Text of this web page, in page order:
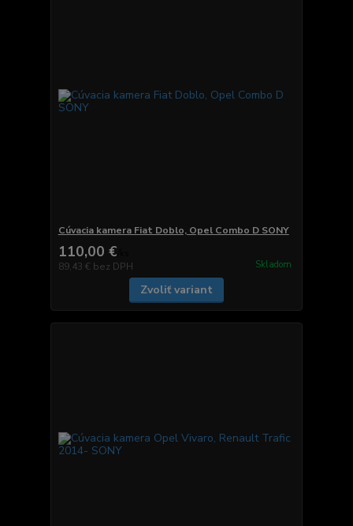
Cúvacia kamera Fiat Doblo, Opel Combo D SONY
110,00 €
89,43 € bez DPH Skladom
Zvoliť variant